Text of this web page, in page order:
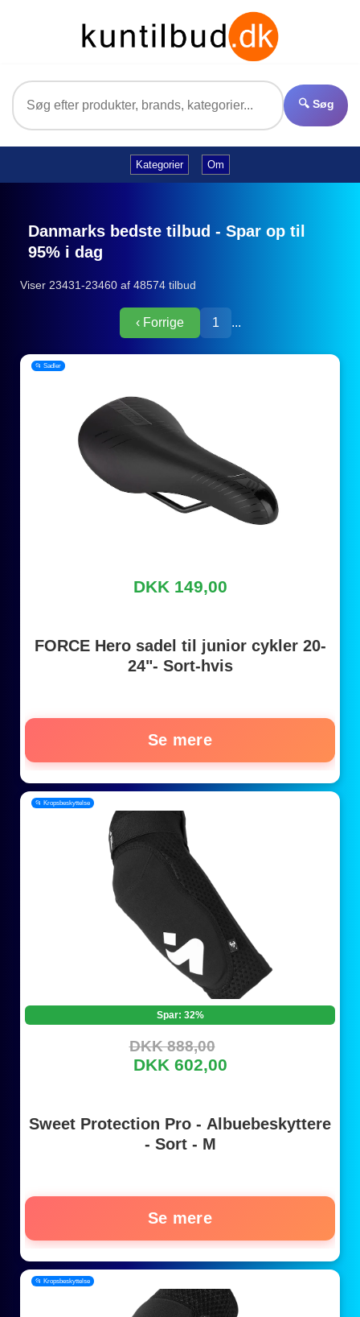
🔍 Søg
Kategorier Om
Danmarks bedste tilbud - Spar op til
95% i dag
Viser 23431-23460 af 48574 tilbud
‹ Forrige 1 ...
📂 Sadler
DKK 149,00
FORCE Hero sadel til junior cykler 20-
24"- Sort-hvis
Se mere
📂 Kropsbeskyttelse
Spar: 32%
DKK 888,00
DKK 602,00
Sweet Protection Pro - Albuebeskyttere
- Sort - M
Se mere
📂 Kropsbeskyttelse